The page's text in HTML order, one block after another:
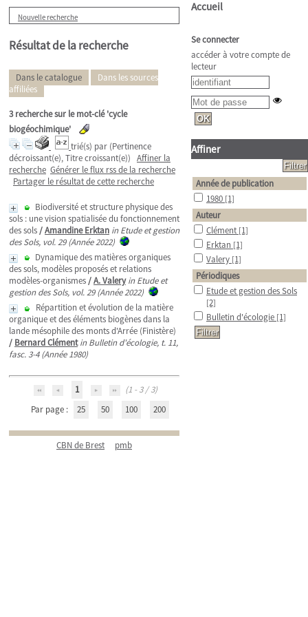
Nouvelle recherche
Résultat de la recherche
Dans le catalogue
Dans les sources
affiliées
3recherche sur le mot-clé'cycle
biogéochimique'
trié(s) par (Pertinence
décroissant(e), Titre croissant(e)) Affiner la
recherche Générer le flux rss de la recherche
Partager le résultat de cette recherche
Biodiversité et structure physique des
sols : une vision spatialisée du fonctionnement
des sols/Amandine Erktan in Etude et gestion
des Sols, vol. 29 (Année 2022)
Dynamique des matières organiques
des sols, modèles proposés et relations
modèles-organismes/A. Valery in Etude et
gestion des Sols, vol. 29 (Année 2022)
Répartition et évolution de la matière
organique et des éléments biogènes dans la
lande mésophile des monts d'Arrée (Finistère)
/ Bernard Clément in Bulletin d'écologie, t. 11,
fasc. 3-4 (Année 1980)
1
(1 - 3 / 3)
Par page :
25 50 100 200
CBN de Brest pmb
Accueil
Se connecter
accéder à votre compte de
lecteur
Affiner
Année de publication
1980 [1]
Auteur
Clément [1]
Erktan [1]
Valery [1]
Périodiques
Etude et gestion des Sols
[2]
Bulletin d'écologie [1]